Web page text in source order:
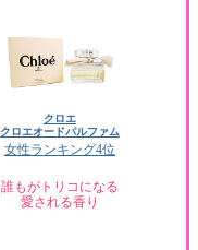
クロエ
クロエオードパルファム
女性ランキング4位
誰もがトリコになる
愛される香り